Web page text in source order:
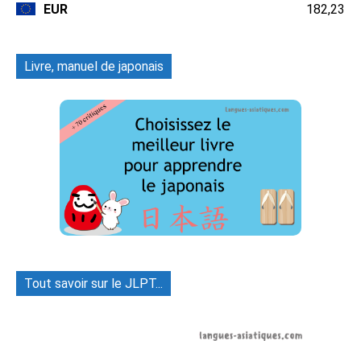
EUR 182,23
Livre, manuel de japonais
Tout savoir sur le JLPT...